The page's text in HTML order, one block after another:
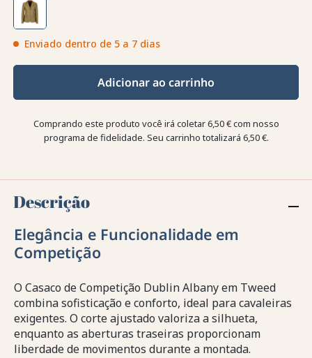
Enviado dentro de 5 a 7 dias
Adicionar ao carrinho
Comprando este produto você irá coletar6,50 €com nosso
programa de fidelidade. Seu carrinho totalizará 6,50 €.
Descrição
Elegância e Funcionalidade em
Competição
O Casaco de Competição Dublin Albany em Tweed
combina sofisticação e conforto, ideal para cavaleiras
exigentes. O corte ajustado valoriza a silhueta,
enquanto as aberturas traseiras proporcionam
liberdade de movimentos durante a montada.